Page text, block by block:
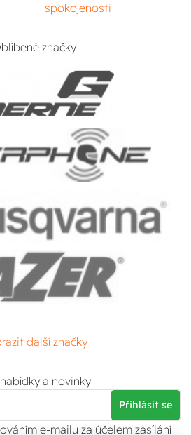
spokojenosti
značky
další značky
a novinky
Přihlásit se
e-mailu za účelem zasílání